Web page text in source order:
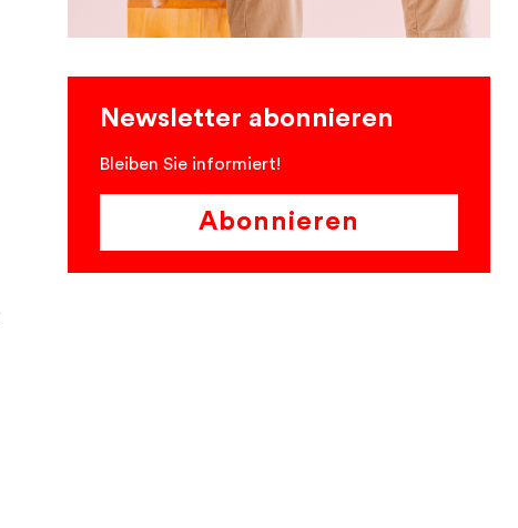
Newsletter abonnieren
Bleiben Sie informiert!
Abonnieren